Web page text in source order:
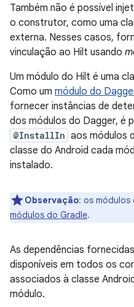
Também não é possível
o construtor, como uma
externa. Nesses casos,
vinculação ao Hilt usando
Um módulo do Hilt é uma
Como um módulo do
fornecer instâncias de
dos módulos do Dagger, é
@InstallIn aos módulos
classe do Android cada
instalado.
Observação: os
módulos do Gradle.
As dependências
disponíveis em todos os
associados à classe
módulo.